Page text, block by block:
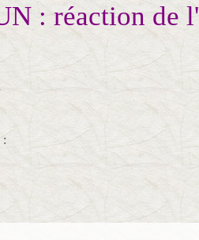
: réaction de
: